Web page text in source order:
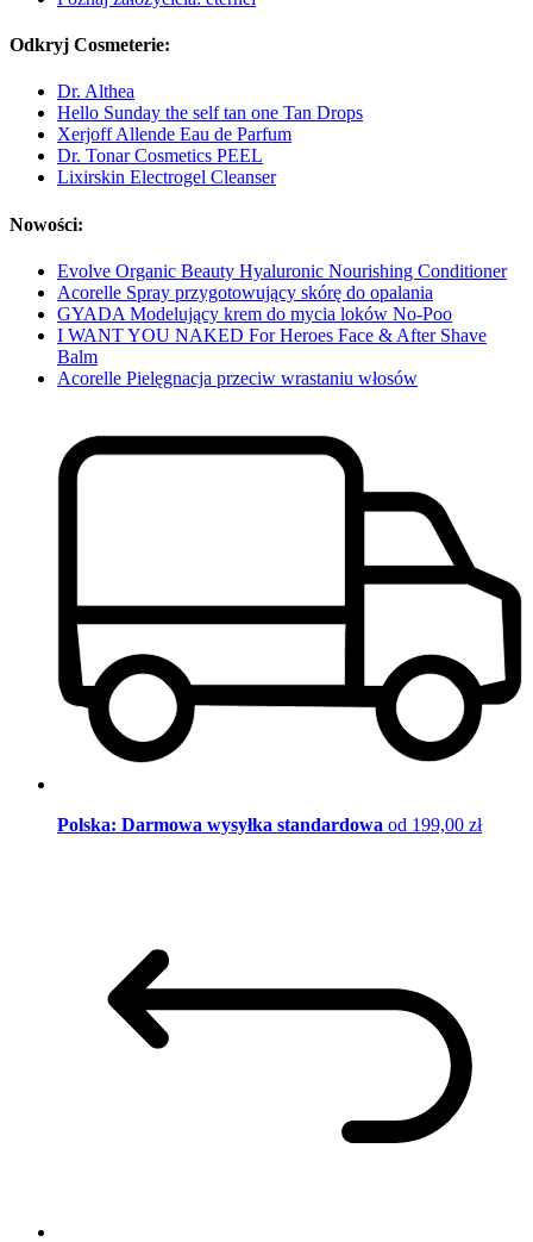
Odkryj Cosmeterie:
Dr. Althea
Hello Sunday the self tan one Tan Drops
Xerjoff Allende Eau de Parfum
Dr. Tonar Cosmetics PEEL
Lixirskin Electrogel Cleanser
Nowości:
Evolve Organic Beauty Hyaluronic Nourishing Conditioner
Acorelle Spray przygotowujący skórę do opalania
GYADA Modelujący krem do mycia loków No-Poo
I WANT YOU NAKED For Heroes Face & After Shave
Balm
Acorelle Pielęgnacja przeciw wrastaniu włosów
Polska: Darmowa wysyłka standardowa od 199,00 zł